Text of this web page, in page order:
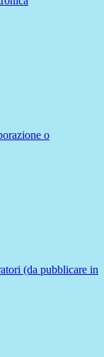
o
(da pubblicare in